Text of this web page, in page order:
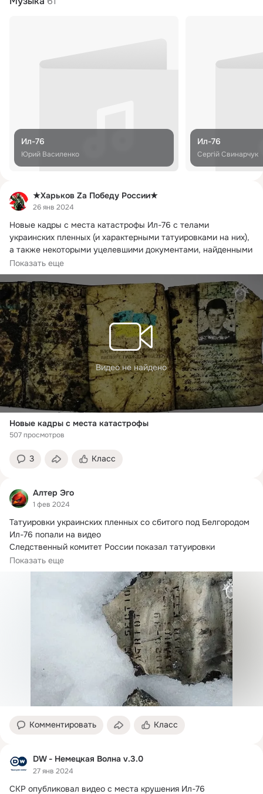
Ил-76
Юрий Василенко
Ил-76
Сергій Свинарчук
★Харьков Za Победу России★
26 янв 2024
Новые кадры с места катастрофы Ил-76 с телами
украинских пленных (и характерными татуировками на них),
а также некоторыми уцелевшими документами, найденными
в ходе осмотра окрестностей и обломков.
Показать еще
Видео не найдено
Новые кадры с места катастрофы
507 просмотров
3 Класс
Алтер Эго
1 фев 2024
Татуировки украинских пленных со сбитого под Белгородом
Ил-76 попали на видео
Следственный комитет России показал татуировки
украинских...
Показать еще
Комментировать Класс
DW - Немецкая Волна v.3.0
27 янв 2024
СКР опубликовал видео с места крушения Ил-76